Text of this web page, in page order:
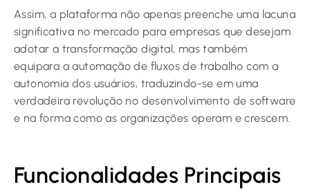
Assim, a plataforma não apenas preenche uma lacuna
significativa no mercado para empresas que desejam
adotar a transformação digital, mas também
equipara a automação de fluxos de trabalho com a
autonomia dos usuários, traduzindo-se em uma
verdadeira revolução no desenvolvimento de software
e na forma como as organizações operam e crescem.
Funcionalidades Principais